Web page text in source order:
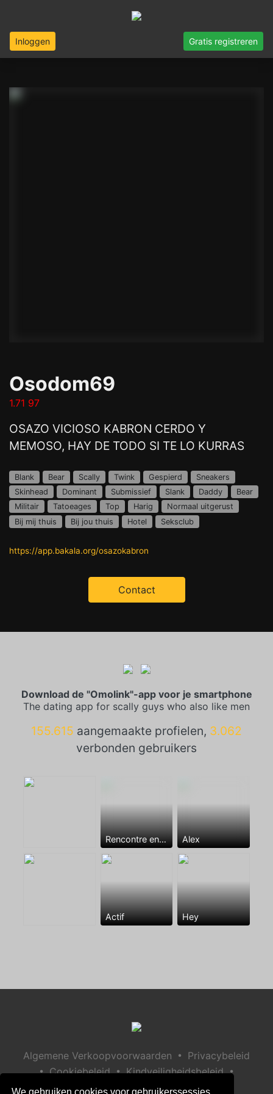
We gebruiken cookies voor gebruikerssessies
Inloggen Gratis registreren
Osodom69
1.71 97
OSAZO VICIOSO KABRON CERDO Y
MEMOSO, HAY DE TODO SI TE LO KURRAS
Blank Bear Scally Twink Gespierd
Sneakers
Skinhead
Dominant Submissief Slank Daddy
Bear
Militair
Tatoeages Top Harig
Normaal uitgerust
Bij mij thuis
Bij jou thuis Hotel Seksclub
https://app.bakala.org/osazokabron
Contact
Download de "Omolink"-app voor je smartphone
The dating app for scally guys who also like men
155.615 aangemaakte profielen, 3.062
verbonden gebruikers
Rencontre entre mecs Alex
Actif Hey
Algemene Verkoopvoorwaarden • Privacybeleid
• Cookiebeleid • Kindveiligheidsbeleid •
Help / Contact